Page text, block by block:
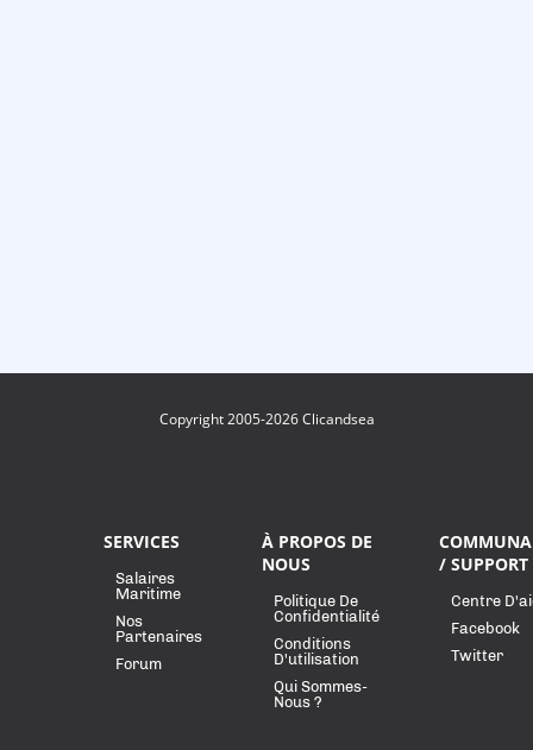
Copyright 2005-2026 Clicandsea
SERVICES
Salaires
Maritime
Nos
Partenaires
Forum
À PROPOS DE
NOUS
Politique De
Confidentialité
Conditions
D'utilisation
Qui Sommes-
Nous ?
/ SUPPORT
Centre
Facebook
Twitter